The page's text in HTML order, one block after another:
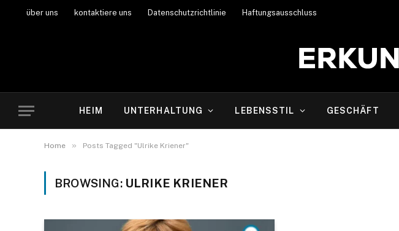
über uns kontaktiere uns Datenschutzrichtlinie Haftungsausschluss
HEIM UNTERHALTUNG LEBENSSTIL GESCHÄFT
Home » Posts Tagged "Ulrike Kriener"
BROWSING: ULRIKE KRIENER